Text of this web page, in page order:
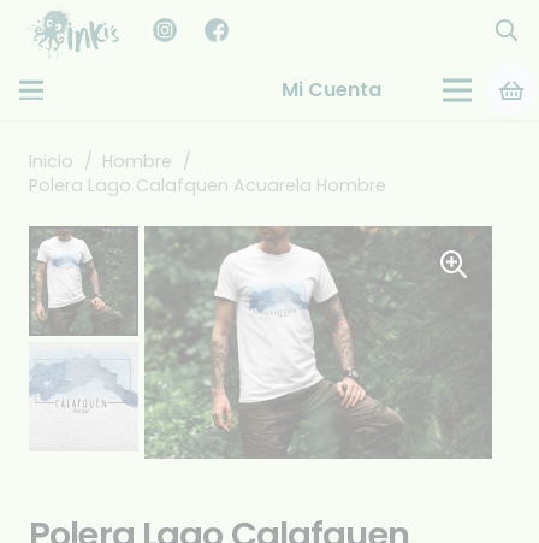
Mi Cuenta
Inicio / Hombre /
Polera Lago Calafquen Acuarela Hombre